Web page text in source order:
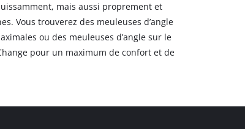
mais aussi proprement et
Vous trouverez des meuleuses d’angle
ou des meuleuses d’angle sur le
pour un maximum de confort et de